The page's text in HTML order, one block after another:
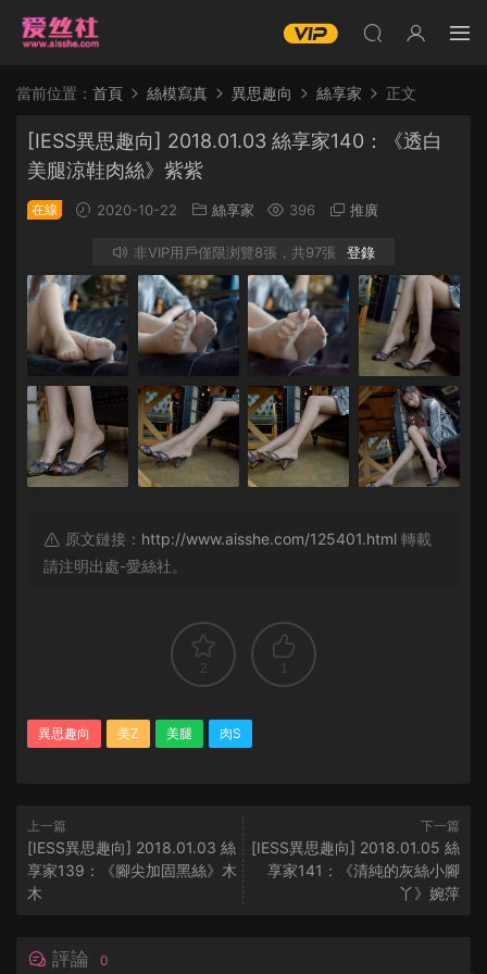
當前位置： 首頁 絲模寫真 異思趣向 絲享家 正文
[IESS異思趣向] 2018.01.03 絲享家140：《透白
美腿涼鞋肉絲》紫紫
在線 2020-10-22 絲享家 396 推廣
非VIP用戶僅限浏覽8張，共97張 登錄
原文鏈接： http://www.aisshe.com/125401.html 轉載
請注明出處-愛絲社。
2 1
異思趣向 美Z 美腿 肉S
上一篇
[IESS異思趣向] 2018.01.03 絲
享家139：《腳尖加固黑絲》木
木
下一篇
[IESS異思趣向] 2018.01.05 絲
享家141：《清純的灰絲小腳
丫》婉萍
評論 0